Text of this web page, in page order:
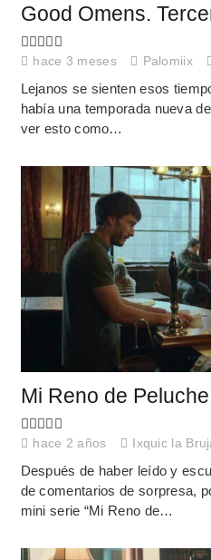
Good Omens.
hace 3 meses Palomiix
Lejanos se sienten esos
había una temporada nueva
ver esto como…
Mi Reno de Peluche
hace 2 años Ixquic la
Después de haber leído y
de comentarios de sorpresa,
mini serie “Mi Reno de…